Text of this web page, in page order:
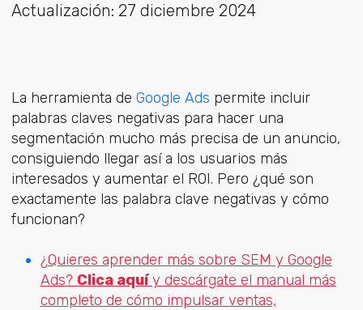
Actualización: 27 diciembre 2024
La herramienta de Google Ads permite incluir
palabras claves negativas para hacer una
segmentación mucho más precisa de un anuncio,
consiguiendo llegar así a los usuarios más
interesados y aumentar el ROI. Pero ¿qué son
exactamente las palabra clave negativas y cómo
funcionan?
¿Quieres aprender más sobre SEM y Google
Ads? Clica aquíy descárgate el manual más
completo de cómo impulsar ventas,